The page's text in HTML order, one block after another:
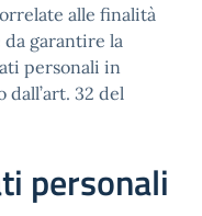
alle finalità
da garantire la
personali in
32 del
personali